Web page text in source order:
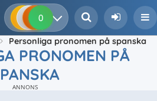
0 0 0
Personliga pronomen på spanska
PRONOMEN PÅ
ANNONS